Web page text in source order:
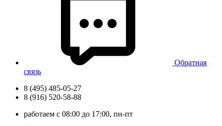
Обратная
связь
8 (495) 485-05-27
8 (916) 520-58-88
работаем с 08:00 до 17:00, пн-пт